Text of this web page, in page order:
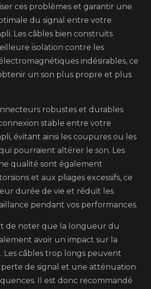
ces problèmes et garantir une
du signal entre votre
Les câbles bien construits
isolation contre les
indésirables, ce
un son plus propre et plus
robustes et durables
stable entre votre
évitant ainsi les coupures ou les
pourraient altérer le son. Les
qualité sont également
et aux pliages excessifs, ce
durée de vie et réduit les
pendant vos performances.
de noter que la longueur du
avoir un impact sur la
Les câbles trop longs peuvent
de signal et une atténuation
Il est donc recommandé